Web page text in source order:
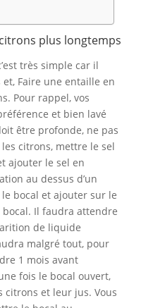
plus longtemps
très simple car il
Faire une entaille en
Pour rappel, vos
et bien lavé
être profonde, ne pas
citrons, mettre le sel
ajouter le sel en
au dessus d’un
bocal et ajouter sur le
Il faudra attendre
de liquide
malgré tout, pour
1 mois avant
fois le bocal ouvert,
et leur jus. Vous